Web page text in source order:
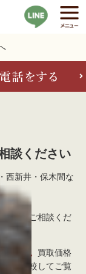
談ください
西新井・保木間な
まずはご相談くだ
ます。 買取価格
店と比較してご覧